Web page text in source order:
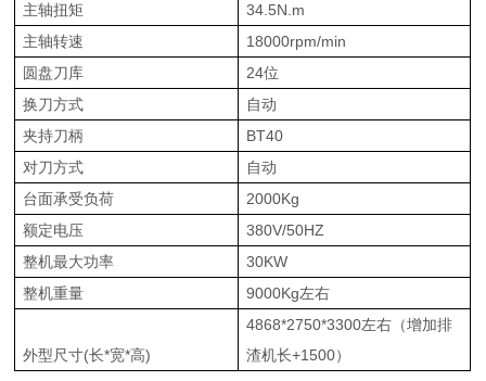
主轴扭矩
34.5N.m
主轴转速
18000rpm/min
圆盘刀库
24位
换刀方式
自动
夹持刀柄
BT40
对刀方式
自动
台面承受负荷
2000Kg
额定电压
380V/50HZ
整机最大功率
30KW
整机重量
9000Kg左右
外型尺寸(长*宽*高)
4868*2750*3300左右（增加排
渣机长+1500）